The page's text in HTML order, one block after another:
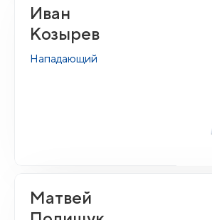
Иван
Козырев
Нападающий
Матвей